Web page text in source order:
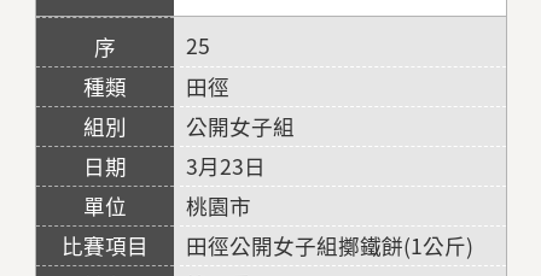
25
田徑
公開女子組
3月23日
桃園市
田徑公開女子組擲鐵餅(1公斤)